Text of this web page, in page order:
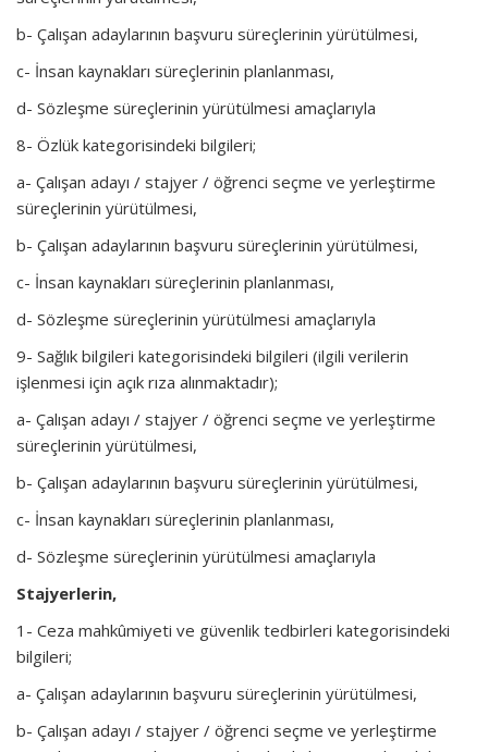
b- Çalışan adaylarının başvuru süreçlerinin yürütülmesi,
c- İnsan kaynakları süreçlerinin planlanması,
d- Sözleşme süreçlerinin yürütülmesi amaçlarıyla
8- Özlük kategorisindeki bilgileri;
a- Çalışan adayı / stajyer / öğrenci seçme ve yerleştirme
süreçlerinin yürütülmesi,
b- Çalışan adaylarının başvuru süreçlerinin yürütülmesi,
c- İnsan kaynakları süreçlerinin planlanması,
d- Sözleşme süreçlerinin yürütülmesi amaçlarıyla
9- Sağlık bilgileri kategorisindeki bilgileri (ilgili verilerin
işlenmesi için açık rıza alınmaktadır);
a- Çalışan adayı / stajyer / öğrenci seçme ve yerleştirme
süreçlerinin yürütülmesi,
b- Çalışan adaylarının başvuru süreçlerinin yürütülmesi,
c- İnsan kaynakları süreçlerinin planlanması,
d- Sözleşme süreçlerinin yürütülmesi amaçlarıyla
Stajyerlerin,
1- Ceza mahkûmiyeti ve güvenlik tedbirleri kategorisindeki
bilgileri;
a- Çalışan adaylarının başvuru süreçlerinin yürütülmesi,
b- Çalışan adayı / stajyer / öğrenci seçme ve yerleştirme